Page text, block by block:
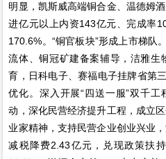
明显，凯斯威高端铜合金、温德姆
进亿元以上内资143亿元、完成率
170.6%。“铜官板块”形成上市梯队
流体、铜冠矿建备案辅导，洁雅生
育，日科电子、赛福电子挂牌省第
优化。深入开展“四送一服”双千工
动，深化民营经济提升工程，成立
业家精神，支持民营企业创业兴业
减税降费2.43亿元，兑现政策扶